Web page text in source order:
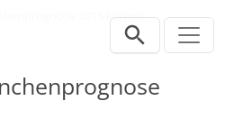
2015 kommt